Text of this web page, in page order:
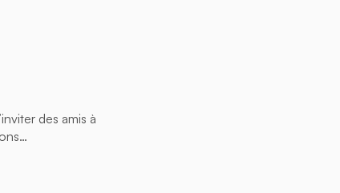
des amis à